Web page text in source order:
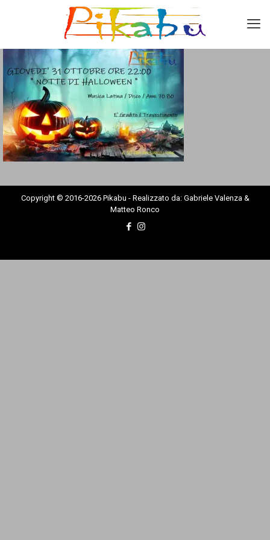
Copyright © 2016-2026 Pikabu - Realizzato da: Gabriele Valenza &
Matteo Ronco